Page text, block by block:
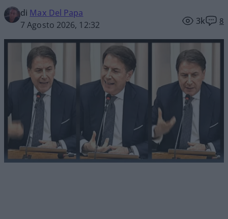
di Max Del Papa
7 Agosto 2026, 12:32
3k 8